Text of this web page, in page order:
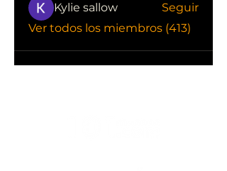
Kylie sallow
Seguir
Ver todos los miembros (413)